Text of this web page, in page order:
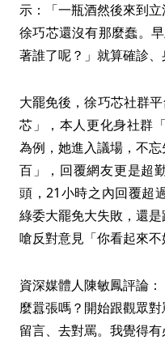
示：「一瓶酒然後來到
徐巧芯還沒有那麼蠢。
著誰了呢？」就算確診、
大罷免後，徐巧芯社群
芯」，本人更化身社群
為例，她進入議場，不
百」，回覆網友更是超
頭，21小時之內回覆超
綠委大罷免大失敗，還
嗆反對意見「你看起來不
資深媒體人陳敏鳳評論
麼囂張嗎？開始跟觀眾
留言、去對罵。我覺得